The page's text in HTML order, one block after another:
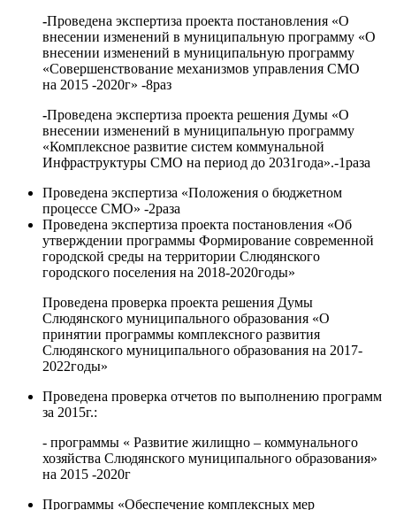
-Проведена экспертиза проекта постановления «О
внесении изменений в муниципальную программу «О
внесении изменений в муниципальную программу
«Совершенствование механизмов управления СМО
на 2015 -2020г» -8раз
-Проведена экспертиза проекта решения Думы «О
внесении изменений в муниципальную программу
«Комплексное развитие систем коммунальной
Инфраструктуры СМО на период до 2031года».-1раза
Проведена экспертиза «Положения о бюджетном
процессе СМО» -2раза
Проведена экспертиза проекта постановления «Об
утверждении программы Формирование современной
городской среды на территории Слюдянского
городского поселения на 2018-2020годы»
Проведена проверка проекта решения Думы
Слюдянского муниципального образования «О
принятии программы комплексного развития
Слюдянского муниципального образования на 2017-
2022годы»
Проведена проверка отчетов по выполнению программ
за 2015г.:
- программы « Развитие жилищно – коммунального
хозяйства Слюдянского муниципального образования»
на 2015 -2020г
Программы «Обеспечение комплексных мер